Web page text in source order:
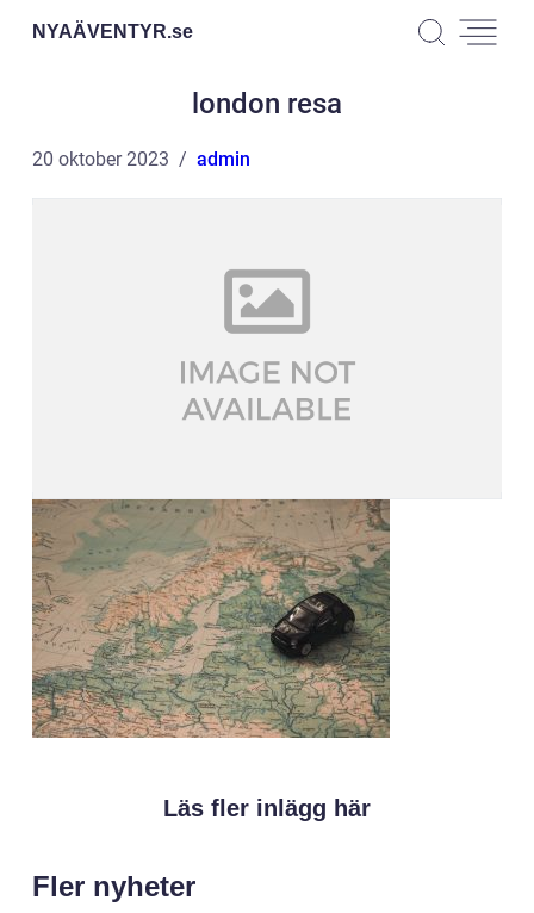
NYAÄVENTYR.se
london resa
20 oktober 2023 admin
Läs fler inlägg här
Fler nyheter